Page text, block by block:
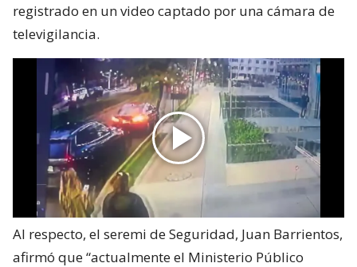
registrado en un video captado por una cámara de
televigilancia.
Al respecto, el seremi de Seguridad, Juan Barrientos,
afirmó que “actualmente el Ministerio Público